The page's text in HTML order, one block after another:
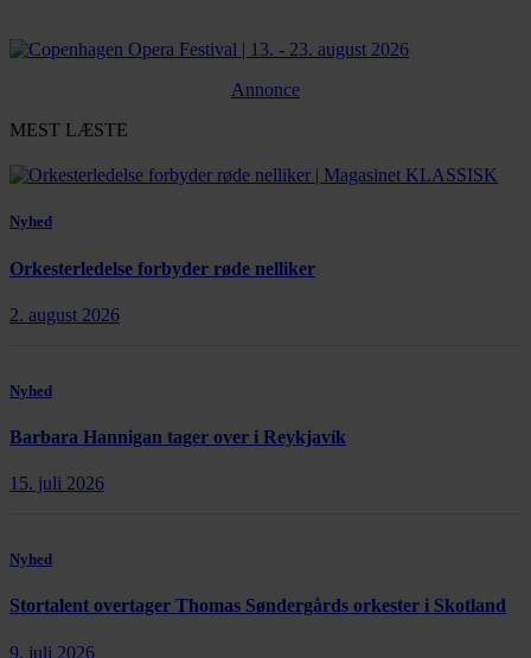
Annonce
MEST LÆSTE
Nyhed
Orkesterledelse forbyder røde nelliker
2. august 2026
Nyhed
Barbara Hannigan tager over i Reykjavík
15. juli 2026
Nyhed
Stortalent overtager Thomas Søndergårds orkester i Skotland
9. juli 2026